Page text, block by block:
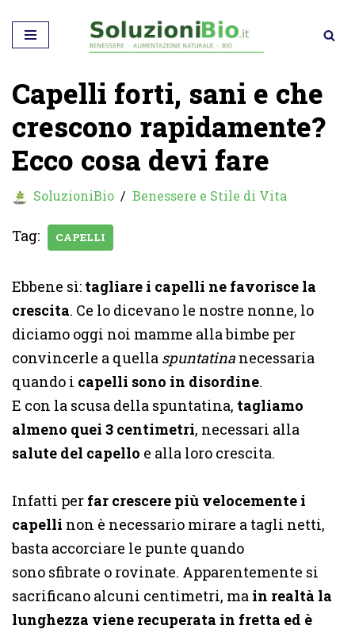
Vai
contenuto
Capelli forti, sani e che
crescono rapidamente?
Ecco cosa devi fare
SoluzioniBio Benessere e Stile di Vita
Tag: CAPELLI
Ebbene sì: tagliare i capelli ne favorisce la
crescita. Ce lo dicevano le nostre nonne, lo
diciamo oggi noi mamme alla bimbe per
convincerle a quella spuntatina necessaria
quando i capelli sono in disordine.
E con la scusa della spuntatina, tagliamo
almeno quei 3 centimetri, necessari alla
salute del capello e alla loro crescita.
Infatti per far crescere più velocemente i
capelli non è necessario mirare a tagli netti,
basta accorciare le punte quando
sono sfibrate o rovinate. Apparentemente si
sacrificano alcuni centimetri, ma in realtà la
lunghezza viene recuperata in fretta ed è